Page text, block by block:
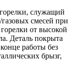
служащий
смесей при
от высокой
Деталь покрыта
работы без
брызг,